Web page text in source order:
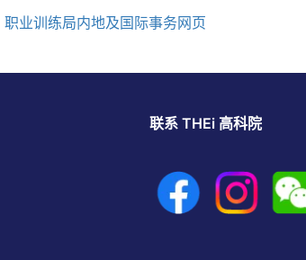
职业训练局内地及国际事务网页
联系 THEi 高科院